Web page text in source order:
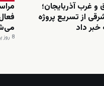
غرب آذربایجان؛
از تسریع پروژه
خبر داد
8 روز پیش